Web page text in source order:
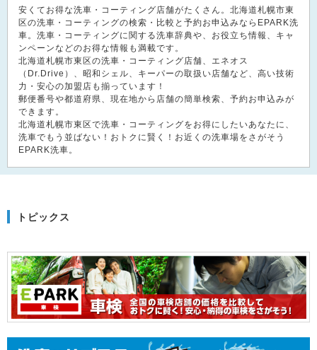
安くてお得な洗車・コーティング店舗がたくさん。北海道札幌市東
区の洗車・コーティングの検索・比較と予約お申込みならEPARK洗
車。洗車・コーティングに関する洗車辞典や、お役立ち情報、キャ
ンペーンなどのお得な情報も満載です。
北海道札幌市東区の洗車・コーティング店舗、エネオス
（Dr.Drive）、昭和シェル、キーパーの取扱い店舗など、高い技術
力・安心の加盟店も揃っています！
郵便番号や都道府県、現在地から店舗の簡単検索、予約お申込みが
できます。
北海道札幌市東区で洗車・コーティングをお得にしたいあなたに、
洗車でもう並ばない！おトクに賢く！お近くの洗車場をさがそう
EPARK洗車。
トピックス